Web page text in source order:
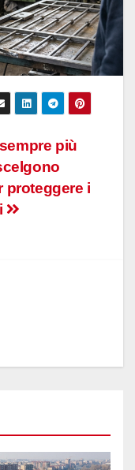
più
proteggere i